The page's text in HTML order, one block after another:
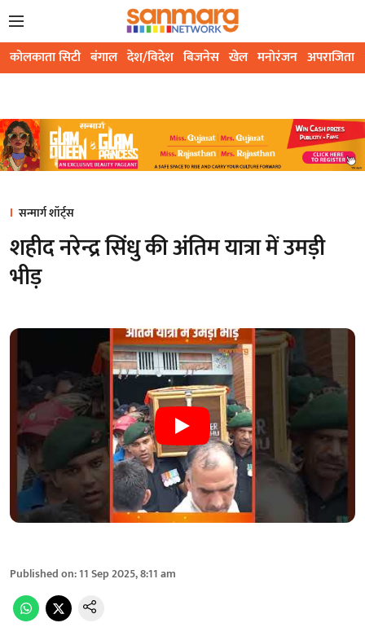
कोलकाता सिटी बंगाल देश/विदेश बिजनेस खेल मनोरंजन अपराजिता
सन्मार्ग शॉर्ट्स
शहीद नरेन्द्र सिंधु की अंतिम यात्रा में उमड़ी
भीड़
Published on:11 Sep 2025, 8:11 am